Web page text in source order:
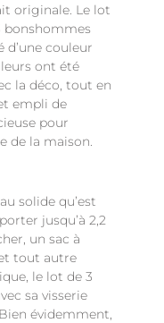
originale. Le lot
bonshommes
d’une couleur
ont été
la déco, tout en
empli de
pour
de la maison.
solide qu’est
jusqu’à 2,2
un sac à
tout autre
le lot de 3
sa visserie
évidemment,